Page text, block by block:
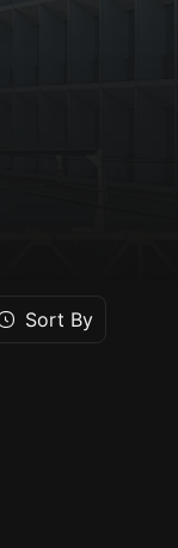
Sort By